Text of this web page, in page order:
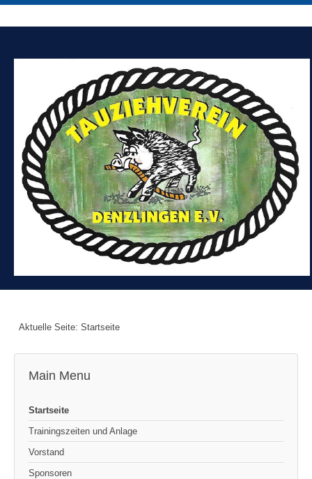
Aktuelle Seite: Startseite
Main Menu
Startseite
Trainingszeiten und Anlage
Vorstand
Sponsoren